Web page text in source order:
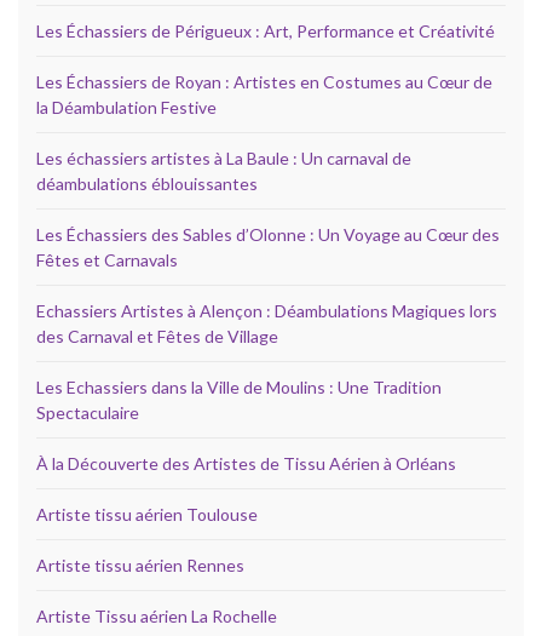
Les Échassiers de Périgueux : Art, Performance et Créativité
Les Échassiers de Royan : Artistes en Costumes au Cœur de
la Déambulation Festive
Les échassiers artistes à La Baule : Un carnaval de
déambulations éblouissantes
Les Échassiers des Sables d’Olonne : Un Voyage au Cœur des
Fêtes et Carnavals
Echassiers Artistes à Alençon : Déambulations Magiques lors
des Carnaval et Fêtes de Village
Les Echassiers dans la Ville de Moulins : Une Tradition
Spectaculaire
À la Découverte des Artistes de Tissu Aérien à Orléans
Artiste tissu aérien Toulouse
Artiste tissu aérien Rennes
Artiste Tissu aérien La Rochelle